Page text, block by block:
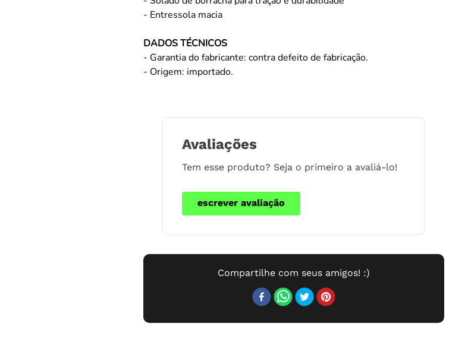
- Entressola macia
DADOS TÉCNICOS
- Garantia do fabricante: contra defeito de fabricação.
- Origem: importado.
Avaliações
Tem esse produto? Seja o primeiro a avaliá-lo!
escrever avaliação